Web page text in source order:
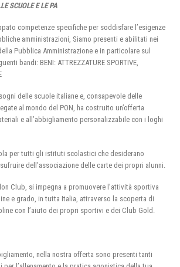
SCUOLE E LE PA
competenze specifiche per soddisfare l’esigenze
amministrazioni, Siamo presenti e abilitati nei
Pubblica Amministrazione e in particolare sul
bandi: BENI: ATTREZZATURE SPORTIVE,
delle scuole italiane e, consapevole delle
al mondo del PON, ha costruito un’offerta
e all’abbigliamento personalizzabile con i loghi
per tutti gli istituti scolastici che desiderano
dell’associazione delle carte dei propri alunni.
Club, si impegna a promuovere l’attività sportiva
e grado, in tutta Italia, attraverso la scoperta di
con l’aiuto dei propri sportivi e dei Club Gold.
nella nostra offerta sono presenti tanti